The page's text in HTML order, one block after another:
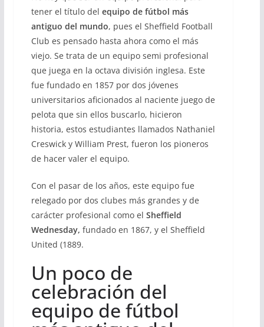
tener el título del equipo de fútbol más
antiguo del mundo, pues el Sheffield Football
Club es pensado hasta ahora como el más
viejo. Se trata de un equipo semi profesional
que juega en la octava división inglesa. Este
fue fundado en 1857 por dos jóvenes
universitarios aficionados al naciente juego de
pelota que sin ellos buscarlo, hicieron
historia, estos estudiantes llamados Nathaniel
Creswick y William Prest, fueron los pioneros
de hacer valer el equipo.
Con el pasar de los años, este equipo fue
relegado por dos clubes más grandes y de
carácter profesional como el Sheffield
Wednesday, fundado en 1867, y el Sheffield
United (1889.
Un poco de
celebración del
equipo de fútbol